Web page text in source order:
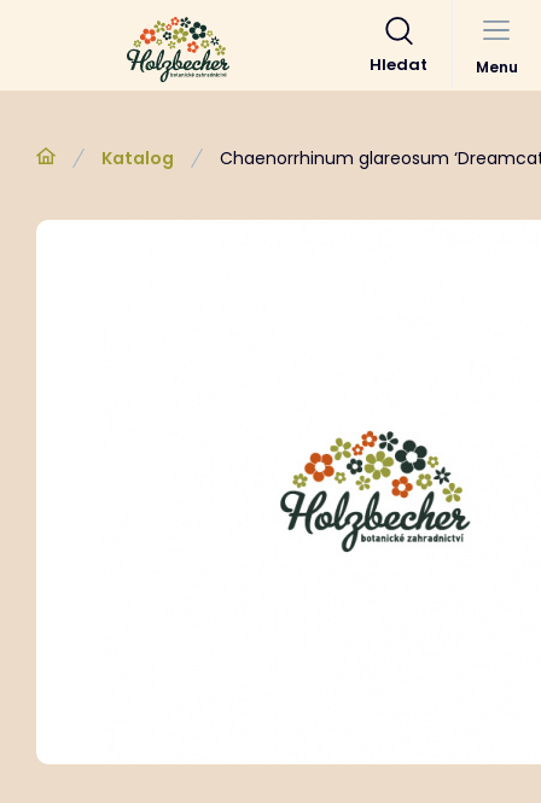
Hledat Menu
Katalog Chaenorrhinum glareosum